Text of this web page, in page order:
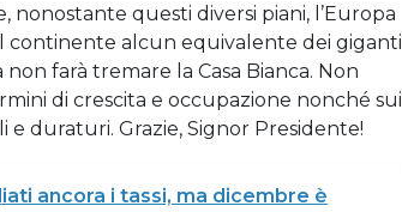
questi diversi piani, l’Europa
continente alcun equivalente dei giganti
farà tremare la Casa Bianca. Non
di crescita e occupazione nonché sui
duraturi. Grazie, Signor Presidente!
ancora i tassi, ma dicembre è